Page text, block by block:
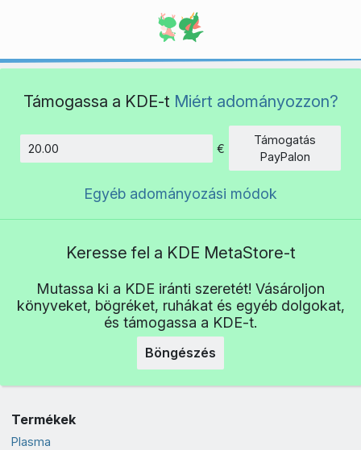
Támogassa a KDE-t Miért adományozzon?
Összeg
€
Támogatás
PayPalon
Egyéb adományozási módok
Keresse fel a KDE MetaStore-t
Mutassa ki a KDE iránti szeretét! Vásároljon
könyveket, bögréket, ruhákat és egyéb dolgokat,
és támogassa a KDE-t.
Böngészés
Termékek
Plasma